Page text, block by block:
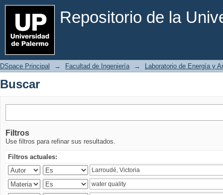
Repositorio de la
Buscar
DSpace Principal → Facultad de Ingeniería → Laboratorio de Energía y
Buscar
Filtros
Use filtros para refinar sus resultados.
Filtros actuales: